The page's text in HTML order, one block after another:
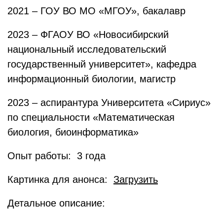
2021 – ГОУ ВО МО «МГОУ», бакалавр
2023 – ФГАОУ ВО «Новосибирский
национальный исследовательский
государственный университет», кафедра
информационный биологии, магистр
2023 – аспирантура Университета «Сириус»
по специальности «Математическая
биология, биоинформатика»
Опыт работы: 3 года
Картинка для анонса: Загрузить
Детальное описание: